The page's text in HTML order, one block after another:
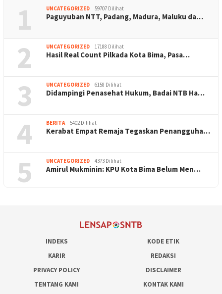
1 UNCATEGORIZED 59707 Dilihat
Paguyuban NTT, Padang, Madura, Maluku da…
2 UNCATEGORIZED 17188 Dilihat
Hasil Real Count Pilkada Kota Bima, Pasa…
3 UNCATEGORIZED 6158 Dilihat
Didampingi Penasehat Hukum, Badai NTB Ha…
4 BERITA 5402 Dilihat
Kerabat Empat Remaja Tegaskan Penangguha…
5 UNCATEGORIZED 4373 Dilihat
Amirul Mukminin: KPU Kota Bima Belum Men…
INDEKS
KODE ETIK
KARIR
REDAKSI
PRIVACY POLICY
DISCLAIMER
TENTANG KAMI
KONTAK KAMI